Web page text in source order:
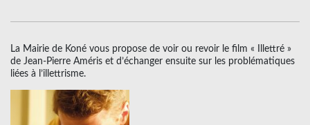
La Mairie de Koné vous propose de voir ou revoir le film « Illettré »
de Jean-Pierre Améris et d’échanger ensuite sur les problématiques
liées à l’illettrisme.